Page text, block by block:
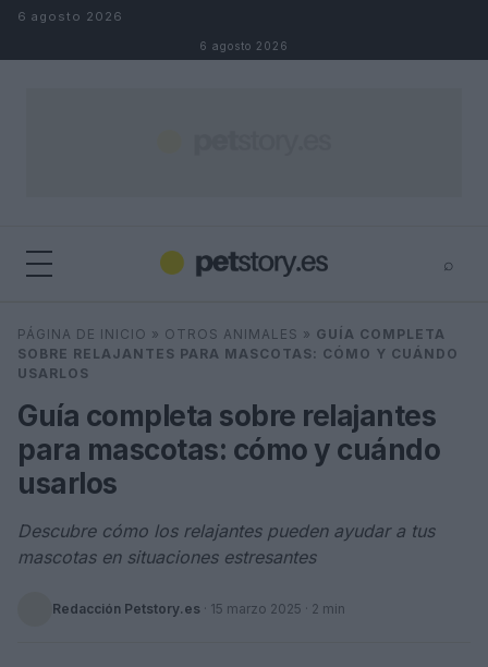
Saltar al contenido
6 agosto 2026
6 agosto 2026
⌕
Buscar ⌕ ×
PÁGINA DE INICIO » OTROS ANIMALES » GUÍA COMPLETA
SOBRE RELAJANTES PARA MASCOTAS: CÓMO Y CUÁNDO
USARLOS
Guía completa sobre relajantes
para mascotas: cómo y cuándo
usarlos
Descubre cómo los relajantes pueden ayudar a tus
mascotas en situaciones estresantes
Redacción Petstory.es · 15 marzo 2025 · 2 min